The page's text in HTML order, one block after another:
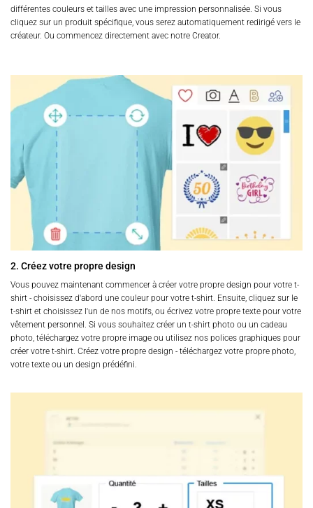
différentes couleurs et tailles avec une impression personnalisée. Si vous
cliquez sur un produit spécifique, vous serez automatiquement redirigé vers le
créateur. Ou commencez directement avec notre Creator.
2. Créez votre propre design
Vous pouvez maintenant commencer à créer votre propre design pour votre t-
shirt - choisissez d'abord une couleur pour votre t-shirt. Ensuite, cliquez sur le
t-shirt et choisissez l'un de nos motifs, ou écrivez votre propre texte pour votre
vêtement personnel. Si vous souhaitez créer un t-shirt photo ou un cadeau
photo, téléchargez votre propre image ou utilisez nos polices graphiques pour
créer votre t-shirt. Créez votre propre design - téléchargez votre propre photo,
votre texte ou un design prédéfini.